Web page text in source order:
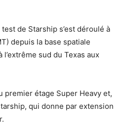
de Starship s’est déroulé à
depuis la base spatiale
l’extrême sud du Texas aux
premier étage Super Heavy et,
qui donne par extension